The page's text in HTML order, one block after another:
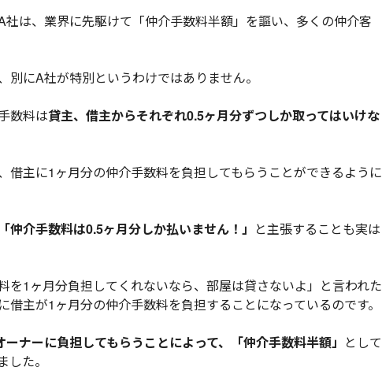
は、業界に先駆けて「仲介手数料半額」を謳い、多くの仲介客
にA社が特別というわけではありません。
数料は貸主、借主からそれぞれ0.5ヶ月分ずつしか取ってはいけな
借主に1ヶ月分の仲介手数料を負担してもらうことができるように
「仲介手数料は0.5ヶ月分しか払いません！」 と主張することも実は
を1ヶ月分負担してくれないなら、部屋は貸さないよ」と言われた
主が1ヶ月分の仲介手数料を負担することになっているのです。
ナーに負担してもらうことによって、「仲介手数料半額」 として
た。